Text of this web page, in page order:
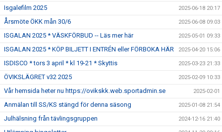
Isgalefilm 2025 2025-06-18 20:17
Årsmöte ÖKK mån 30/6 2025-06-08 09:03
ISGALAN 2025 * VÄSKFÖRBUD -- Läs mer här 2025-05-01 09:33
ISGALAN 2025 * KÖP BILJETT I ENTRÉN eller FÖRBOKA HÄR 2025-04-20 15:06
ISDISCO * tors 3 april * kl 19-21 * Skyttis 2025-03-23 21:33
ÖVIKSLÄGRET v32 2025 2025-02-09 10:33
Vår hemsida heter nu https://ovikskk.web.sportadmin.se 2025-02-01
Anmälan till SS/KS stängd för denna säsong 2025-01-08 21:54
Julhälsning från tävlingsgruppen 2024-12-16 21:40